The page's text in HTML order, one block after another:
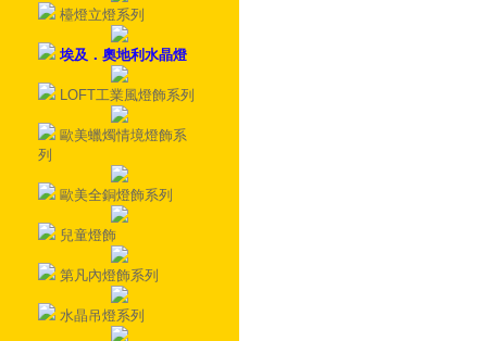
檯燈立燈系列
埃及．奧地利水晶燈
LOFT工業風燈飾系列
歐美蠟燭情境燈飾系
列
歐美全銅燈飾系列
兒童燈飾
第凡內燈飾系列
水晶吊燈系列